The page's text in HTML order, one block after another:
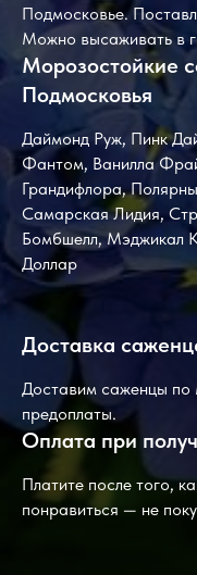
Подмосковье.
Можно высаживать в
Морозостойкие
Подмосковья
Даймонд Руж, Пинк
Фантом, Ванилла
Грандифлора,
Самарская Лидия,
Бомбшелл, Мэджикал
Доллар
Доставка
Доставим саженцы по
предоплаты.
Оплата при
Платите после того,
понравиться — не